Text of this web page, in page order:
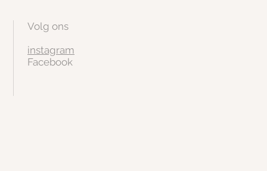
Volg ons
instagram
Facebook